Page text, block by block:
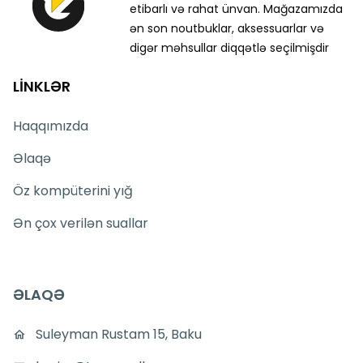
etibarlı və rahat ünvan. Mağazamızda
ən son noutbuklar, aksessuarlar və
digər məhsullar diqqətlə seçilmişdir
LİNKLƏR
Haqqımızda
Əlaqə
Öz kompüterini yığ
Ən çox verilən suallar
ƏLAQƏ
Suleyman Rustam 15, Baku